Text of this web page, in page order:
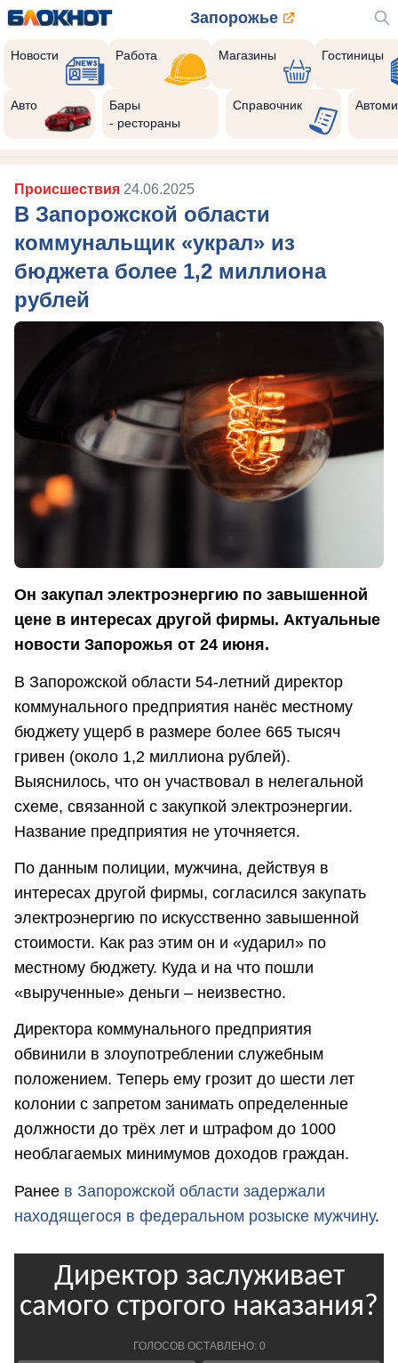
Запорожье
Новости Работа Магазины Гостиницы
Авто
Бары
- рестораны
Справочник
Происшествия 24.06.2025
В Запорожской области
коммунальщик «украл» из
бюджета более 1,2 миллиона
рублей
Он закупал электроэнергию по завышенной
цене в интересах другой фирмы. Актуальные
новости Запорожья от 24 июня.
В Запорожской области 54-летний директор
коммунального предприятия нанёс местному
бюджету ущерб в размере более 665 тысяч
гривен (около 1,2 миллиона рублей).
Выяснилось, что он участвовал в нелегальной
схеме, связанной с закупкой электроэнергии.
Название предприятия не уточняется.
По данным полиции, мужчина, действуя в
интересах другой фирмы, согласился закупать
электроэнергию по искусственно завышенной
стоимости. Как раз этим он и «ударил» по
местному бюджету. Куда и на что пошли
«вырученные» деньги – неизвестно.
Директора коммунального предприятия
обвинили в злоупотреблении служебным
положением. Теперь ему грозит до шести лет
колонии с запретом занимать определенные
должности до трёх лет и штрафом до 1000
необлагаемых минимумов доходов граждан.
Ранее в Запорожской области задержали
находящегося в федеральном розыске мужчину.